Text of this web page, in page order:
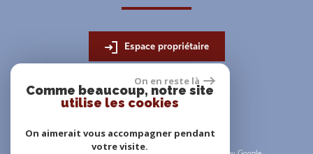
Espace propriétaire
On en reste là
Comme beaucoup, notre site
utilise les cookies
On aimerait vous accompagner pendant
votre visite.